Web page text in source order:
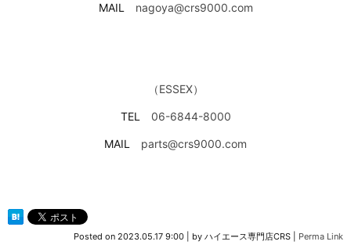
MAIL nagoya@crs9000.com
（ESSEX）
TEL 06-6844-8000
MAIL parts@crs9000.com
Posted on 2023.05.17 9:00 by ハイエース専門店CRS Perma Link